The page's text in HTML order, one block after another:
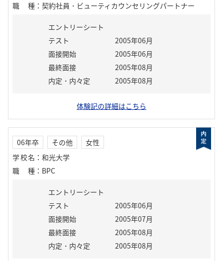
職種 ： 契約社員・ビューティカウンセリングパートナー
エントリーシート
テスト
2005年06月
面接開始
2005年06月
最終面接
2005年08月
内定・内々定
2005年08月
体験記の詳細はこちら
06年卒 その他
女性
学校名 ： 和光大学
職種 ： BPC
エントリーシート
テスト
2005年06月
面接開始
2005年07月
最終面接
2005年08月
内定・内々定
2005年08月